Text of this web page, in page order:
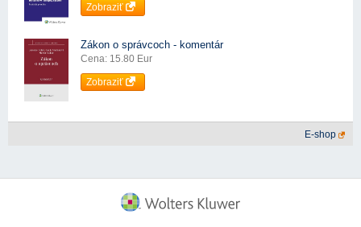
Zobraziť
Zákon o správcoch - komentár
Cena: 15.80 Eur
Zobraziť
E-shop